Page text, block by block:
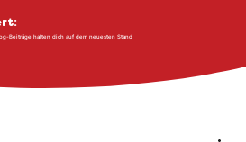
Beiträge halten dich auf dem neuesten Stand